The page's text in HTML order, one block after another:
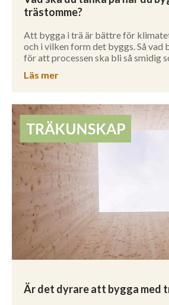
trästomme?
Att bygga i trä är bättre för
och i vilken form det byggs. Så vad
för att processen ska bli så smidig
Läs mer
Är det dyrare att bygga med